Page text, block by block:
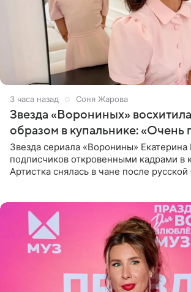
3 часа назад Соня Жарова
Звезда «Ворониных»
образом в купальнике: «Очень
Звезда сериала «Воронины» Екатерина
подписчиков откровенными кадрами в
Артистка снялась в чане после